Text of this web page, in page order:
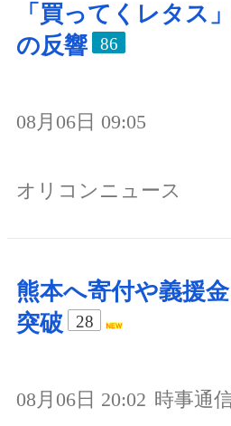
「買ってくレタス
の反響
86
08月06日 09:05
オリコンニュース
熊本へ寄付や義援金
突破
28
08月06日 20:02 時事通